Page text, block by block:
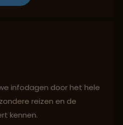
infodagen door het hele
reizen en de
kennen.